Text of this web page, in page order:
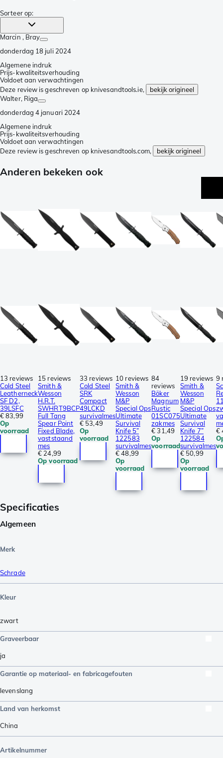
Sorteer op:
Marcin , Bray
donderdag 18 juli 2024
Algemene indruk
Prijs-kwaliteitsverhouding
Voldoet aan verwachtingen
Deze review is geschreven op knivesandtools.ie,
bekijk origineel
Walter, Riga
donderdag 4 januari 2024
Algemene indruk
Prijs-kwaliteitsverhouding
Voldoet aan verwachtingen
Deze review is geschreven op knivesandtools.com,
bekijk origineel
Anderen bekeken ook
13 reviews
Cold Steel
Leatherneck
SF D2,
39LSFC
€ 83,99
Op
voorraad
15 reviews
Smith &
Wesson
H.R.T.
SWHRT9BCP
Full Tang
Spear Point
Fixed Blade,
vaststaand
mes
€ 24,99
Op voorraad
33 reviews
Cold Steel
SRK
Compact
49LCKD
survivalmes
€ 53,49
Op
voorraad
10 reviews
Smith &
Wesson
M&P
Special Ops
Ultimate
Survival
Knife 5”
122583
survivalmes
€ 48,99
Op
voorraad
84
reviews
Böker
Magnum
Rustic
01SC075
zakmes
€ 31,49
Op
voorraad
19 reviews
Smith &
Wesson
M&P
Special Ops
Ultimate
Survival
Knife 7”
122584
survivalmes
€ 50,99
Op
voorraad
9
€
Specificaties
Algemeen
Merk
Schrade
Kleur
zwart
Graveerbaar
ja
Garantie op materiaal- en fabricagefouten
levenslang
Land van herkomst
China
Artikelnummer